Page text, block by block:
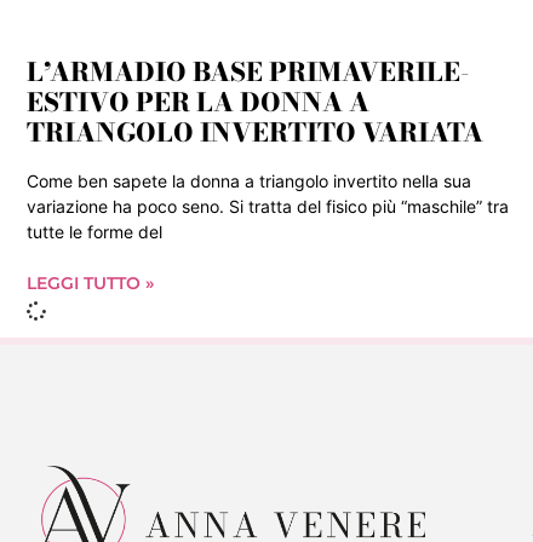
L’ARMADIO BASE PRIMAVERILE-
ESTIVO PER LA DONNA A
TRIANGOLO INVERTITO VARIATA
Come ben sapete la donna a triangolo invertito nella sua
variazione ha poco seno. Si tratta del fisico più “maschile” tra
tutte le forme del
LEGGI TUTTO »